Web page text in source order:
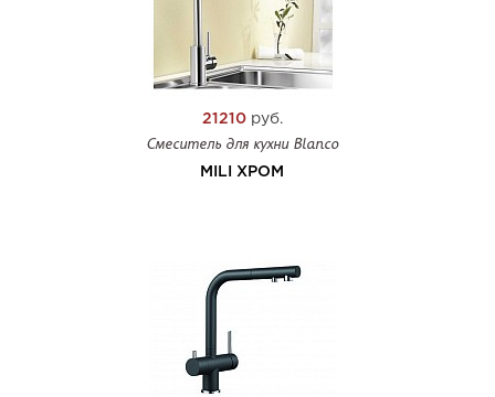
21210руб.
Смеситель для кухни Blanco
MILI ХРОМ